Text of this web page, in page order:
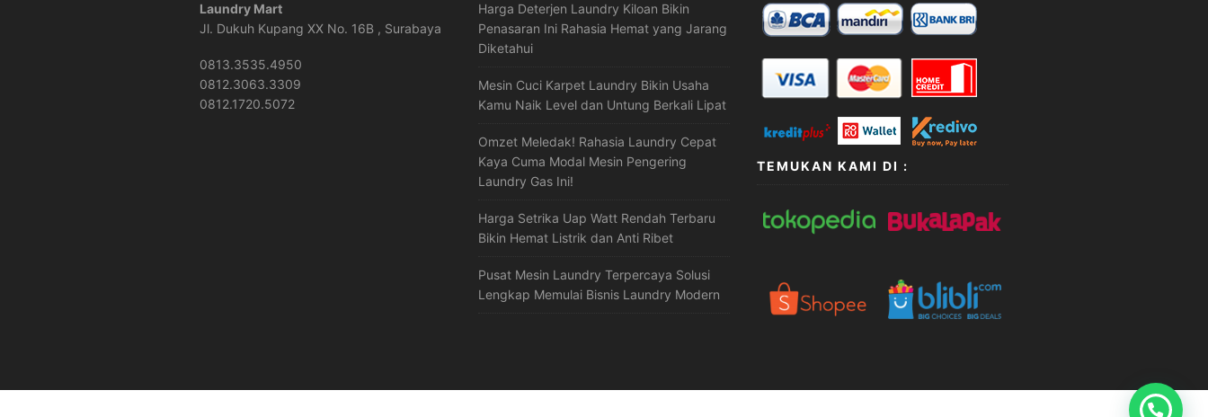
Laundry Mart
Jl. Dukuh Kupang XX No. 16B , Surabaya
0813.3535.4950
0812.3063.3309
0812.1720.5072
Harga Deterjen Laundry Kiloan Bikin
Penasaran Ini Rahasia Hemat yang Jarang
Diketahui
Mesin Cuci Karpet Laundry Bikin Usaha
Kamu Naik Level dan Untung Berkali Lipat
Omzet Meledak! Rahasia Laundry Cepat
Kaya Cuma Modal Mesin Pengering
Laundry Gas Ini!
Harga Setrika Uap Watt Rendah Terbaru
Bikin Hemat Listrik dan Anti Ribet
Pusat Mesin Laundry Terpercaya Solusi
Lengkap Memulai Bisnis Laundry Modern
TEMUKAN KAMI DI :